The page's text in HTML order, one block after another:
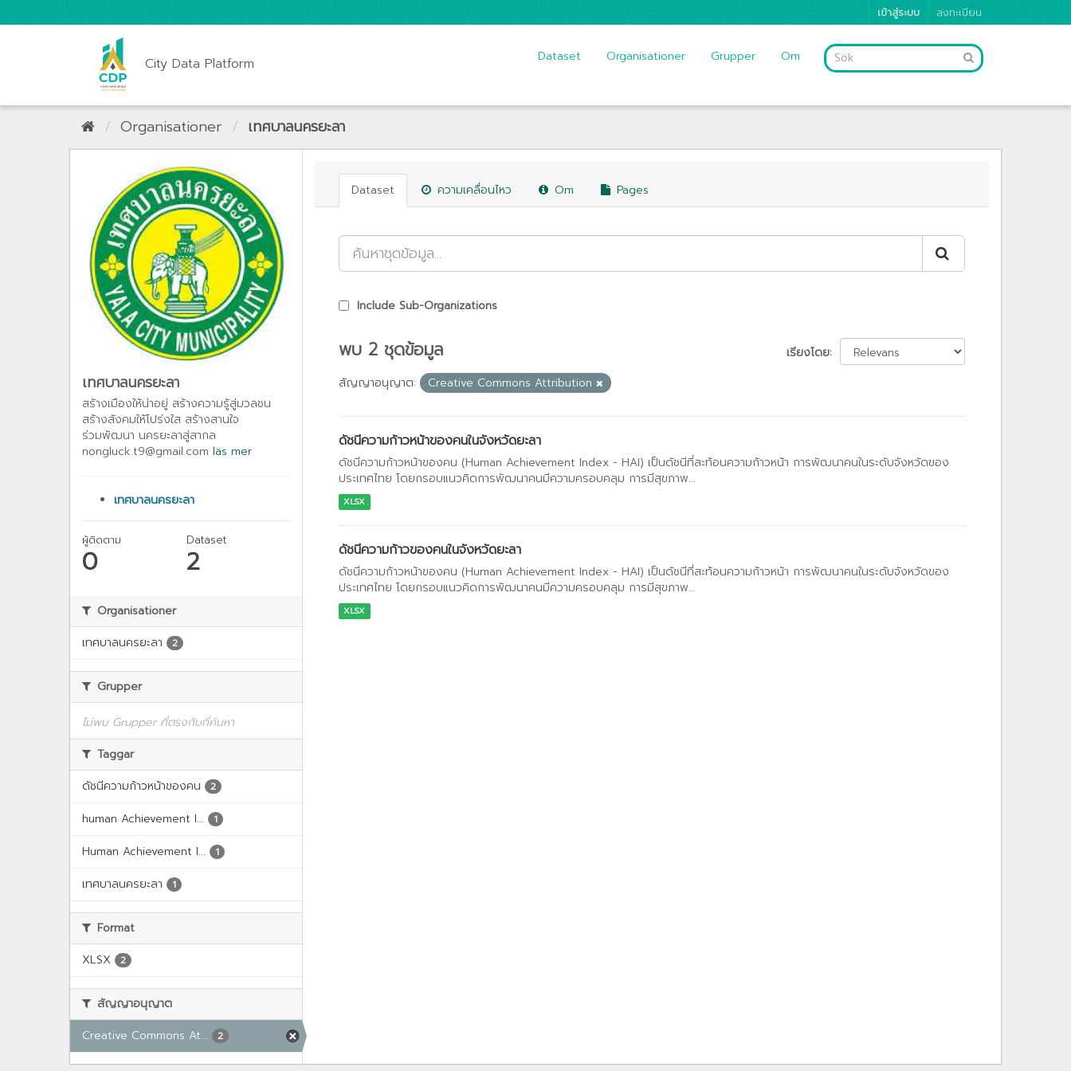
เข้าสู่ระบบ ลงทะเบียน
City Data Platform Dataset Organisationer Grupper Om
Organisationer เทศบาลนครยะลา
เทศบาลนครยะลา
สร้างเมืองให้น่าอยู่ สร้างความรู้สู่มวลชน
สร้างสังคมให้โปร่งใส สร้างสานใจ
ร่วมพัฒนา นครยะลาสู่สากล
nongluck.t9@gmail.com läs mer
เทศบาลนครยะลา
ผู้ติดตาม
0
Dataset
2
Organisationer
เทศบาลนครยะลา
2
Grupper
ไม่พบ Grupper ที่ตรงกับที่ค้นหา
Taggar
ดัชนีความก้าวหน้าของคน
2
human Achievement I... 1
Human Achievement I... 1
เทศบาลนครยะลา 1
Format
XLSX
2
สัญญาอนุญาต
Creative Commons At...
2
Dataset ความเคลื่อนไหว Om Pages
Include Sub-Organizations
เรียงโดย
พบ 2 ชุดข้อมูล
สัญญาอนุญาต: Creative Commons Attribution
ดัชนีความก้าวหน้าของคนในจังหวัดยะลา
ดัชนีความก้าวหน้าของคน (Human Achievement Index - HAI) เป็นดัชนีที่สะท้อนความก้าวหน้า การพัฒนาคนในระดับจังหวัดของ
ประเทศไทย โดยกรอบแนวคิดการพัฒนาคนมีความครอบคลุม การมีสุขภาพ...
XLSX
ดัชนีความก้าวของคนในจังหวัดยะลา
ดัชนีความก้าวหน้าของคน (Human Achievement Index - HAI) เป็นดัชนีที่สะท้อนความก้าวหน้า การพัฒนาคนในระดับจังหวัดของ
ประเทศไทย โดยกรอบแนวคิดการพัฒนาคนมีความครอบคลุม การมีสุขภาพ...
XLSX